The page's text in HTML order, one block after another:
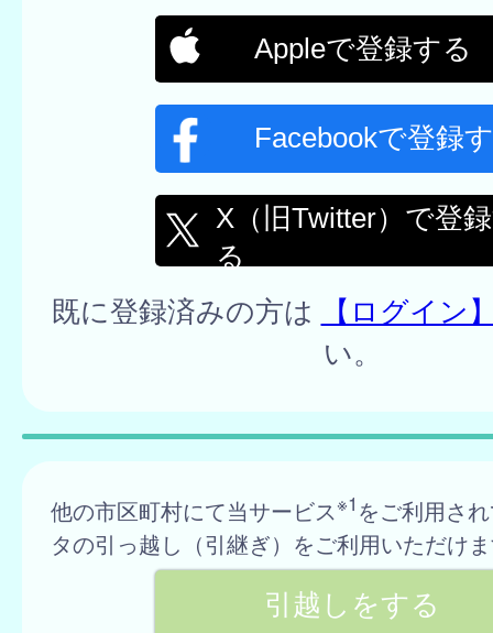
Appleで登録する
Facebookで登録
X（旧Twitter）で登
る
既に登録済みの方は
【ログイン
い。
他の市区町村にて当サービス※1 をご利用さ
タの引っ越し（引継ぎ）をご利用いただけ